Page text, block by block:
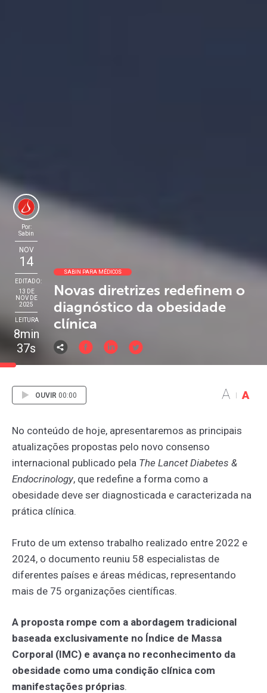
SABIN PARA MÉDICOS
Novas diretrizes redefinem o
diagnóstico da obesidade
clínica
Por:
Sabin
NOV
14
EDITADO:
13 DE
NOV DE
2025
LEITURA
8min
37s
OUVIR 00:00 A A
No conteúdo de hoje, apresentaremos as principais
atualizações propostas pelo novo consenso
internacional publicado pela The Lancet Diabetes &
Endocrinology, que redefine a forma como a
obesidade deve ser diagnosticada e caracterizada na
prática clínica.
Fruto de um extenso trabalho realizado entre 2022 e
2024, o documento reuniu 58 especialistas de
diferentes países e áreas médicas, representando
mais de 75 organizações científicas.
A proposta rompe com a abordagem tradicional
baseada exclusivamente no Índice de Massa
Corporal (IMC) e avança no reconhecimento da
obesidade como uma condição clínica com
manifestações próprias.